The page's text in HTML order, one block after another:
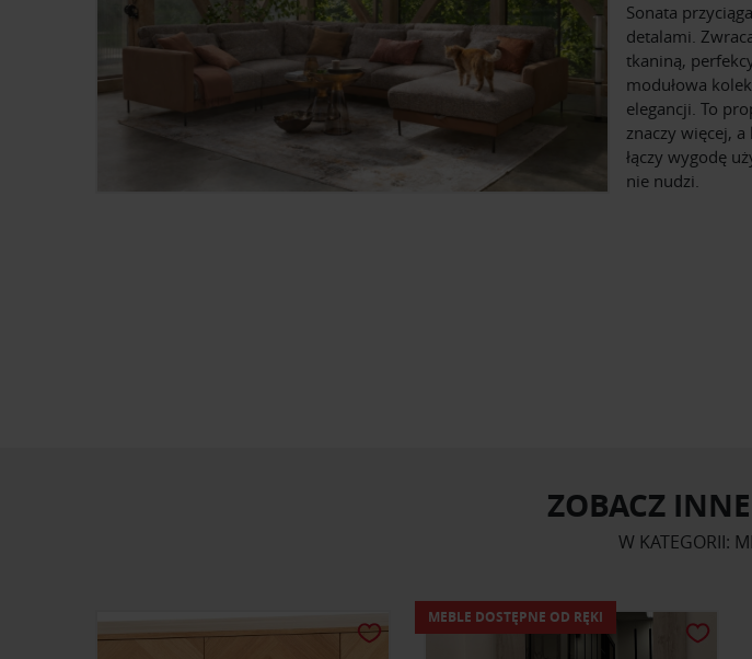
Sonata
detalami.
tkaniną,
modułowa
elegancji. To
znaczy więcej,
łączy wygodę
nie nudzi.
ZOBACZ
W KATEGORII:
MEBLE DOSTĘPNE OD RĘKI